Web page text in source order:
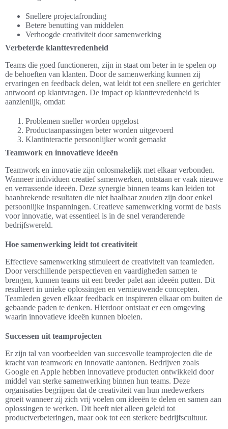
Snellere projectafronding
Betere benutting van middelen
Verhoogde creativiteit door samenwerking
Verbeterde klanttevredenheid
Teams die goed functioneren, zijn in staat om beter in te spelen op
de behoeften van klanten. Door de samenwerking kunnen zij
ervaringen en feedback delen, wat leidt tot een snellere en gerichter
antwoord op klantvragen. De impact op klanttevredenheid is
aanzienlijk, omdat:
Problemen sneller worden opgelost
Productaanpassingen beter worden uitgevoerd
Klantinteractie persoonlijker wordt gemaakt
Teamwork en innovatieve ideeën
Teamwork en innovatie zijn onlosmakelijk met elkaar verbonden.
Wanneer individuen creatief samenwerken, ontstaan er vaak nieuwe
en verrassende ideeën. Deze synergie binnen teams kan leiden tot
baanbrekende resultaten die niet haalbaar zouden zijn door enkel
persoonlijke inspanningen. Creatieve samenwerking vormt de basis
voor innovatie, wat essentieel is in de snel veranderende
bedrijfswereld.
Hoe samenwerking leidt tot creativiteit
Effectieve samenwerking stimuleert de creativiteit van teamleden.
Door verschillende perspectieven en vaardigheden samen te
brengen, kunnen teams uit een breder palet aan ideeën putten. Dit
resulteert in unieke oplossingen en vernieuwende concepten.
Teamleden geven elkaar feedback en inspireren elkaar om buiten de
gebaande paden te denken. Hierdoor ontstaat er een omgeving
waarin innovatieve ideeën kunnen bloeien.
Successen uit teamprojecten
Er zijn tal van voorbeelden van succesvolle teamprojecten die de
kracht van teamwork en innovatie aantonen. Bedrijven zoals
Google en Apple hebben innovatieve producten ontwikkeld door
middel van sterke samenwerking binnen hun teams. Deze
organisaties begrijpen dat de creativiteit van hun medewerkers
groeit wanneer zij zich vrij voelen om ideeën te delen en samen aan
oplossingen te werken. Dit heeft niet alleen geleid tot
productverbeteringen, maar ook tot een sterkere bedrijfscultuur.